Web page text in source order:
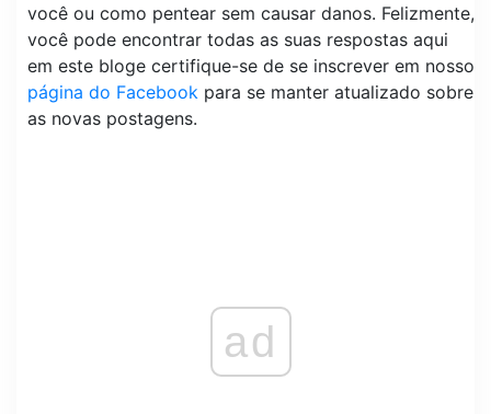
você ou como pentear sem causar danos. Felizmente,
você pode encontrar todas as suas respostas aqui
em este bloge certifique-se de se inscrever em nosso
página do Facebook para se manter atualizado sobre
as novas postagens.
ad